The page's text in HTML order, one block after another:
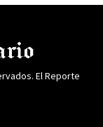
El Reporte